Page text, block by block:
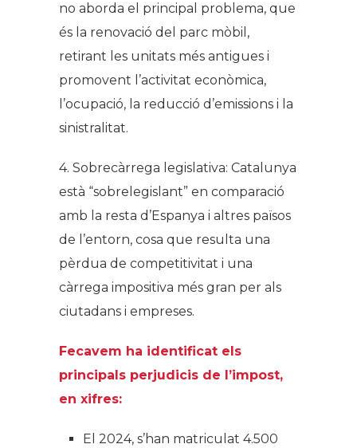
no aborda el principal problema, que
és la renovació del parc mòbil,
retirant les unitats més antigues i
promovent l’activitat econòmica,
l’ocupació, la reducció d’emissions i la
sinistralitat.
4. Sobrecàrrega legislativa: Catalunya
està “sobrelegislant” en comparació
amb la resta d’Espanya i altres països
de l’entorn, cosa que resulta una
pèrdua de competitivitat i una
càrrega impositiva més gran per als
ciutadans i empreses.
Fecavem ha identificat els
principals perjudicis de l’impost,
en xifres:
El 2024, s’han matriculat 4.500